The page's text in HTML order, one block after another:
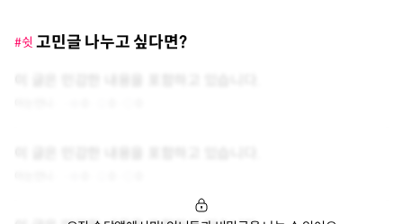
#쉿 고민글 나누고 싶다면?